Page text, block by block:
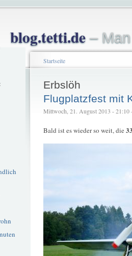
blog.tetti.de– Man
Startseite
Erbslöh
Flugplatzfest mit
Mittwoch, 21. August 2013 - 21:10
Bald ist es wieder so weit, die